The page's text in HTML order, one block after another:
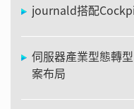
journald搭配
伺服器產業型態轉
案布局